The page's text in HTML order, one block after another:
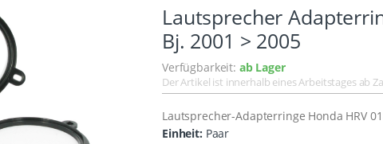
Lautsprecher
Bj. 2001 > 2005
Verfügbarkeit: ab Lager
Der Artikel ist innerhalb eines Arbeitstages ab
Lautsprecher-Adapterringe Honda HRV
Einheit: Paar